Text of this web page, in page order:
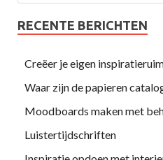
RECENTE BERICHTEN
Creëer je eigen
Waar zijn de papieren
Moodboards maken met
Luistertijdschriften